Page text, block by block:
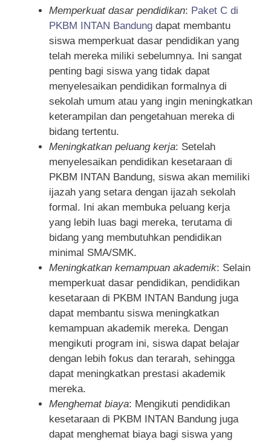
Memperkuat dasar pendidikan: Paket C di
PKBM INTAN Bandung dapat membantu
siswa memperkuat dasar pendidikan yang
telah mereka miliki sebelumnya. Ini sangat
penting bagi siswa yang tidak dapat
menyelesaikan pendidikan formalnya di
sekolah umum atau yang ingin meningkatkan
keterampilan dan pengetahuan mereka di
bidang tertentu.
Meningkatkan peluang kerja: Setelah
menyelesaikan pendidikan kesetaraan di
PKBM INTAN Bandung, siswa akan memiliki
ijazah yang setara dengan ijazah sekolah
formal. Ini akan membuka peluang kerja
yang lebih luas bagi mereka, terutama di
bidang yang membutuhkan pendidikan
minimal SMA/SMK.
Meningkatkan kemampuan akademik: Selain
memperkuat dasar pendidikan, pendidikan
kesetaraan di PKBM INTAN Bandung juga
dapat membantu siswa meningkatkan
kemampuan akademik mereka. Dengan
mengikuti program ini, siswa dapat belajar
dengan lebih fokus dan terarah, sehingga
dapat meningkatkan prestasi akademik
mereka.
Menghemat biaya: Mengikuti pendidikan
kesetaraan di PKBM INTAN Bandung juga
dapat menghemat biaya bagi siswa yang